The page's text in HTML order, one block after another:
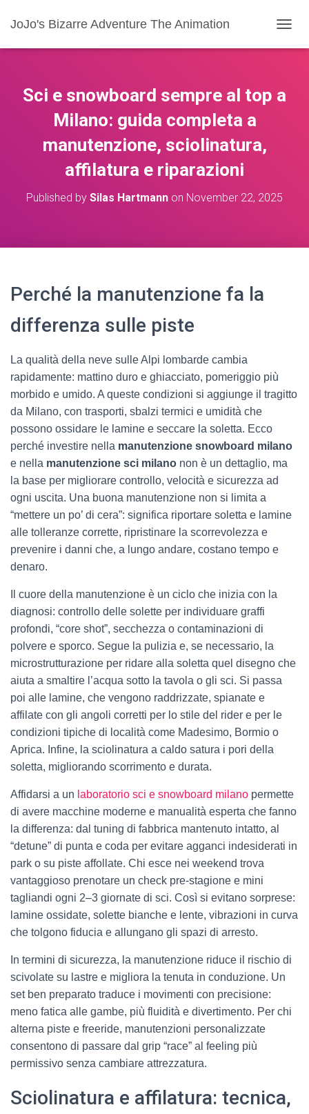
JoJo's Bizarre Adventure The Animation
O
E
Sci e snowboard sempre al top a
Milano: guida completa a
manutenzione, sciolinatura,
affilatura e riparazioni
Published by Silas Hartmann on November 22, 2025
Perché la manutenzione fa la
differenza sulle piste
La qualità della neve sulle Alpi lombarde cambia
rapidamente: mattino duro e ghiacciato, pomeriggio più
morbido e umido. A queste condizioni si aggiunge il tragitto
da Milano, con trasporti, sbalzi termici e umidità che
possono ossidare le lamine e seccare la soletta. Ecco
perché investire nella manutenzione snowboard milano
e nella manutenzione sci milano non è un dettaglio, ma
la base per migliorare controllo, velocità e sicurezza ad
ogni uscita. Una buona manutenzione non si limita a
“mettere un po’ di cera”: significa riportare soletta e lamine
alle tolleranze corrette, ripristinare la scorrevolezza e
prevenire i danni che, a lungo andare, costano tempo e
denaro.
Il cuore della manutenzione è un ciclo che inizia con la
diagnosi: controllo delle solette per individuare graffi
profondi, “core shot”, secchezza o contaminazioni di
polvere e sporco. Segue la pulizia e, se necessario, la
microstrutturazione per ridare alla soletta quel disegno che
aiuta a smaltire l’acqua sotto la tavola o gli sci. Si passa
poi alle lamine, che vengono raddrizzate, spianate e
affilate con gli angoli corretti per lo stile del rider e per le
condizioni tipiche di località come Madesimo, Bormio o
Aprica. Infine, la sciolinatura a caldo satura i pori della
soletta, migliorando scorrimento e durata.
Affidarsi a un laboratorio sci e snowboard milano permette
di avere macchine moderne e manualità esperta che fanno
la differenza: dal tuning di fabbrica mantenuto intatto, al
“detune” di punta e coda per evitare agganci indesiderati in
park o su piste affollate. Chi esce nei weekend trova
vantaggioso prenotare un check pre-stagione e mini
tagliandi ogni 2–3 giornate di sci. Così si evitano sorprese:
lamine ossidate, solette bianche e lente, vibrazioni in curva
che tolgono fiducia e allungano gli spazi di arresto.
In termini di sicurezza, la manutenzione riduce il rischio di
scivolate su lastre e migliora la tenuta in conduzione. Un
set ben preparato traduce i movimenti con precisione:
meno fatica alle gambe, più fluidità e divertimento. Per chi
alterna piste e freeride, manutenzioni personalizzate
consentono di passare dal grip “race” al feeling più
permissivo senza cambiare attrezzatura.
Sciolinatura e affilatura: tecnica,